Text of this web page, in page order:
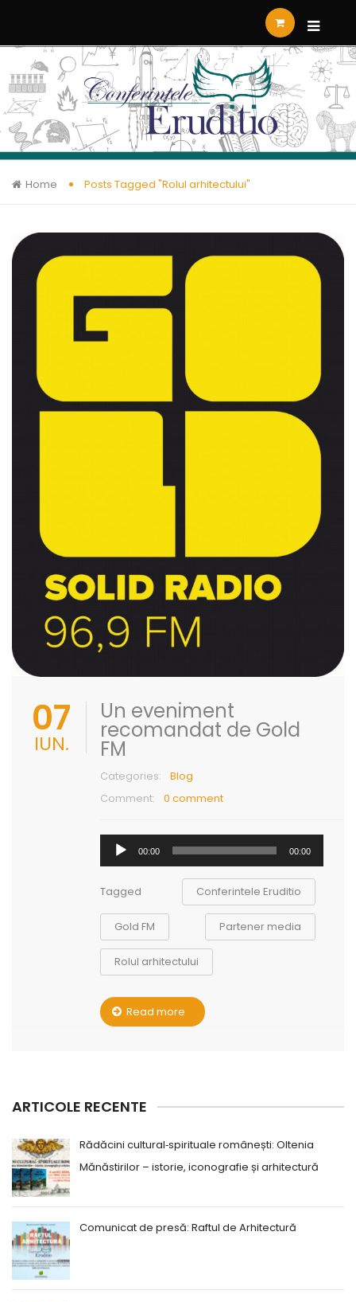
Home Posts Tagged "Rolul arhitectului"
07
IUN.
Un eveniment
recomandat de Gold
FM
Categories:
Blog
Comment:
0 comment
Player
00:00 00:00
Tagged Conferintele Eruditio
Gold FM Partener media
Rolul arhitectului
Read more
ARTICOLE RECENTE
Rădăcini cultural‑spirituale românești: Oltenia
Mănăstirilor – istorie, iconografie și arhitectură
Comunicat de presă: Raftul de Arhitectură